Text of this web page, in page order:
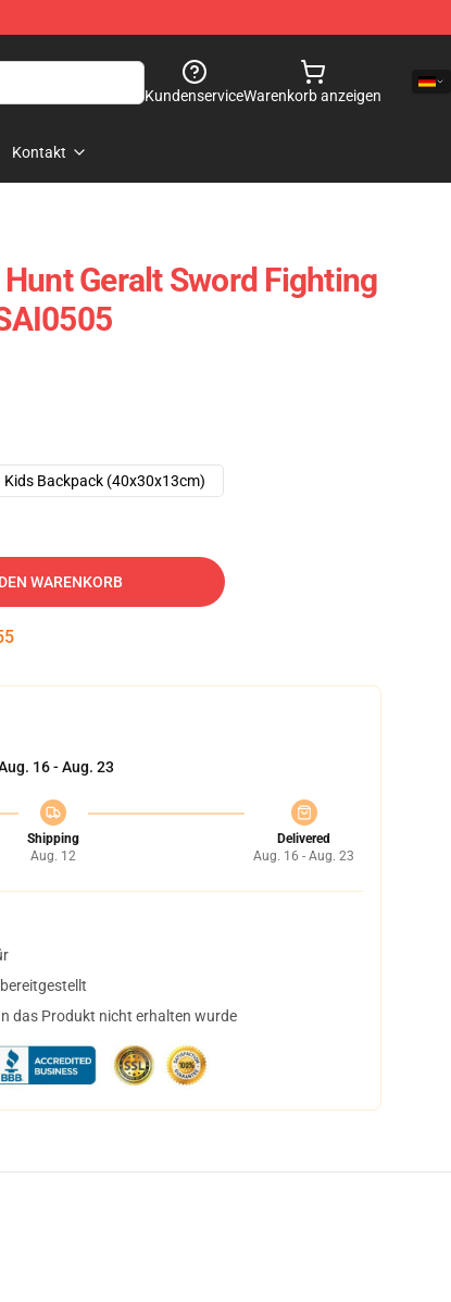
KundenserviceWarenkorb anzeigen
Kontakt
Geralt Sword Fighting
Kids Backpack (40x30x13cm)
WARENKORB
16 - Aug. 23
Shipping
Aug. 12
Delivered
Aug. 16 - Aug. 23
das Produkt nicht erhalten wurde